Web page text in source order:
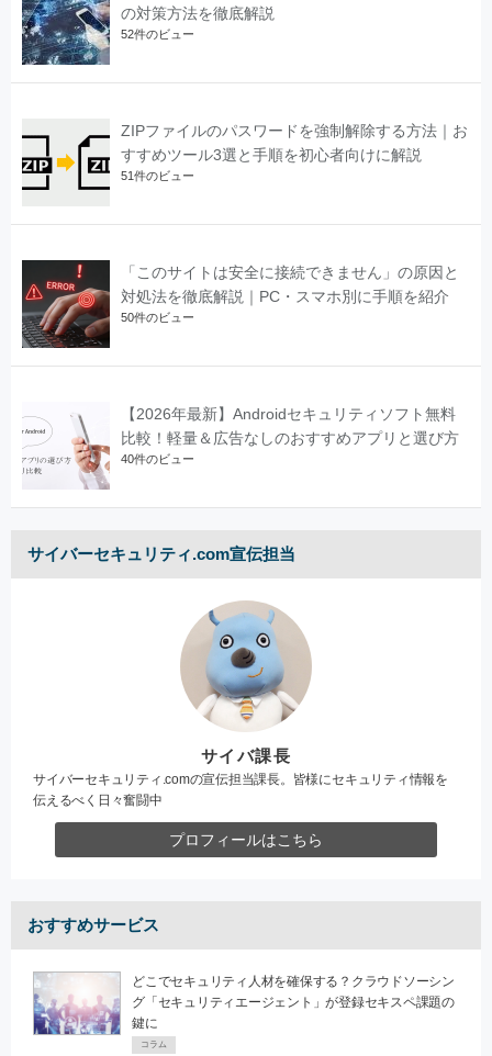
の対策方法を徹底解説
52件のビュー
ZIPファイルのパスワードを強制解除する方法｜お
すすめツール3選と手順を初心者向けに解説
51件のビュー
「このサイトは安全に接続できません」の原因と
対処法を徹底解説｜PC・スマホ別に手順を紹介
50件のビュー
【2026年最新】Androidセキュリティソフト無料
比較！軽量＆広告なしのおすすめアプリと選び方
40件のビュー
サイバーセキュリティ.com宣伝担当
サイバ課長
サイバーセキュリティ.comの宣伝担当課長。皆様にセキュリティ情報を
伝えるべく日々奮闘中
プロフィールはこちら
おすすめサービス
どこでセキュリティ人材を確保する？クラウドソーシン
グ「セキュリティエージェント」が登録セキスペ課題の
鍵に
コラム